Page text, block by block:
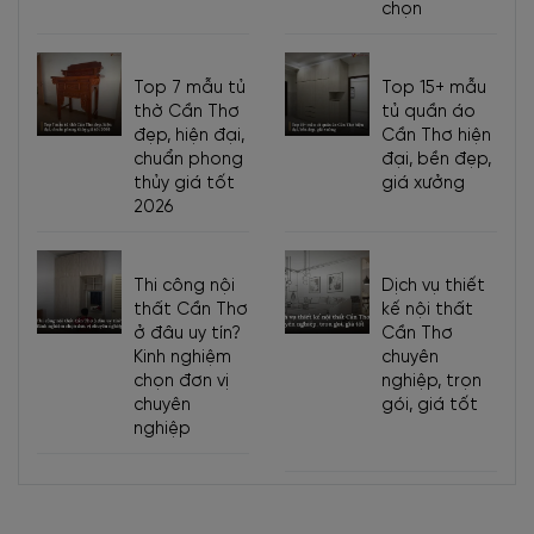
Mẫu tủ rượucó mức giá dao động từ 4.000.000 VNĐ đến
hàng chục triệu, tùy thuộc vào chất liệu gỗ sử dụng, mẫu
kính, khung, phụ kiện như tay nắm cửa,..
Các bạn có thể tham khảo bảng giá tủ rượu cánh kính
tổng hợp sau đây:
Mẫu tủ
x Sâu x
Cao) (cm)
Giá (VNĐ) Ghi chú
85 x 40 x
190cm
Giá theo sản phẩm
là Gỗ Sồi màu nâu.
Tủ 2
chọn
Top 7 mẫu tủ
thờ Cần Thơ
đẹp, hiện đại,
chuẩn phong
thủy giá tốt
2026
Top 15+ mẫu
tủ quần áo
Cần Thơ hiện
đại, bền đẹp,
giá xưởng
Thi công nội
thất Cần Thơ
ở đâu uy tín?
Kinh nghiệm
chọn đơn vị
chuyên
nghiệp
Dịch vụ thiết
kế nội thất
Cần Thơ
chuyên
nghiệp, trọn
gói, giá tốt